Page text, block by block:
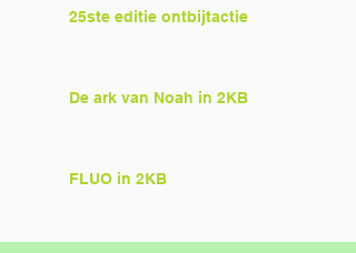
25ste editie ontbijtactie
De ark van Noah in 2KB
FLUO in 2KB